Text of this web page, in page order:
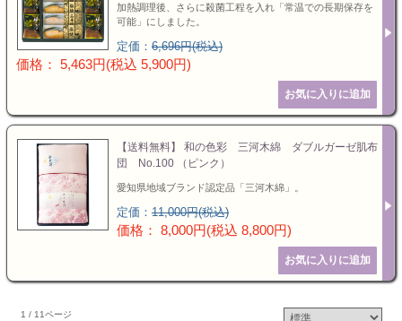
加熱調理後、さらに殺菌工程を入れ「常温での長期保存を
可能」にしました。
定価： 6,696円(税込)
価格： 5,463円(税込 5,900円)
【送料無料】 和の色彩 三河木綿 ダブルガーゼ肌布
団 No.100 （ピンク）
愛知県地域ブランド認定品「三河木綿」。
定価： 11,000円(税込)
価格： 8,000円(税込 8,800円)
1 / 11ページ